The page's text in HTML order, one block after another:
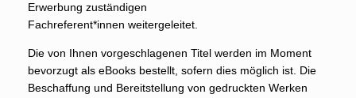
Erwerbung zuständigen
Fachreferent*innen weitergeleitet.
Die von Ihnen vorgeschlagenen Titel werden im Moment
bevorzugt als eBooks bestellt, sofern dies möglich ist. Die
Beschaffung und Bereitstellung von gedruckten Werken